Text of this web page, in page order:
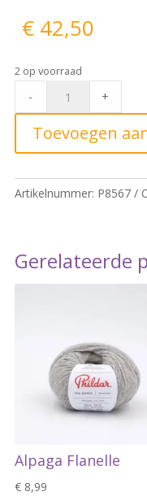
€42,50
2 op voorraad
Concept
- +
Toevoegen
Artikelnummer: P8567
Gerelateerde
Alpaga Flanelle
€8,99